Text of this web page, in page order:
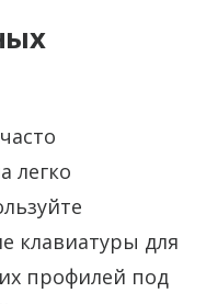
легко
клавиатуры для
профилей под